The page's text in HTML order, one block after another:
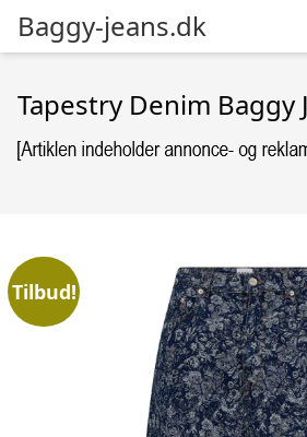
Baggy-jeans.dk
Tapestry Denim Baggy
Tilbud!